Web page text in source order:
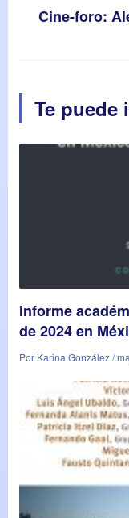
Cine-foro:
Te puede
Informe
de 2024 en
Por Karina González /